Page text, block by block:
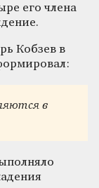
его члена
Кобзев в
в